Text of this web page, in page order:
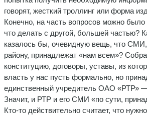
говорят, жесткий троллинг или форма
Конечно, на часть вопросов можно было
что делать с другой, большей частью?
казалось бы, очевидную вещь, что
району, принадлежат «нам всем»?
конституцию, договоры, уставы, из
власть у нас пусть формально, но
единственный учредитель ОАО «РТР»
Значит, и РТР и его СМИ «по сути,
Кто-то действительно считает, что